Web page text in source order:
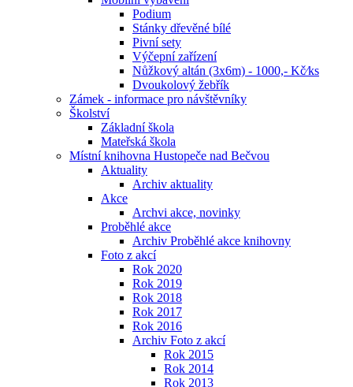
Podium
Stánky dřevěné bílé
Pivní sety
Výčepní zařízení
Nůžkový altán (3x6m) - 1000,- Kč⁄ks
Dvoukolový žebřík
Zámek - informace pro návštěvníky
Školství
Základní škola
Mateřská škola
Místní knihovna Hustopeče nad Bečvou
Aktuality
Archiv aktuality
Akce
Archvi akce, novinky
Proběhlé akce
Archiv Proběhlé akce knihovny
Foto z akcí
Rok 2020
Rok 2019
Rok 2018
Rok 2017
Rok 2016
Archiv Foto z akcí
Rok 2015
Rok 2014
Rok 2013